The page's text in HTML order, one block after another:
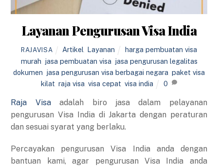
Layanan Pengurusan Visa India
RAJAVISA Artikel Layanan
harga pembuatan visa
murah jasa pembuatan visa jasa pengurusan legalitas
dokumen jasa pengurusan visa berbagai negara paket visa
kilat raja visa visa cepat visa india 0
Raja Visaadalah biro jasa dalam pelayanan
pengurusan Visa India di Jakarta dengan peraturan
dan sesuai syarat yang berlaku.
Percayakan pengurusan Visa India anda dengan
bantuan kami, agar pengurusan Visa India anda